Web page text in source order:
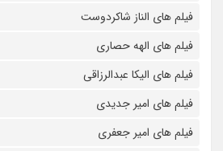
فیلم های الناز شاکردوست
فیلم های الهه حصاری
فیلم های الیکا عبدالرزاقی
فیلم های امیر جدیدی
فیلم های امیر جعفری